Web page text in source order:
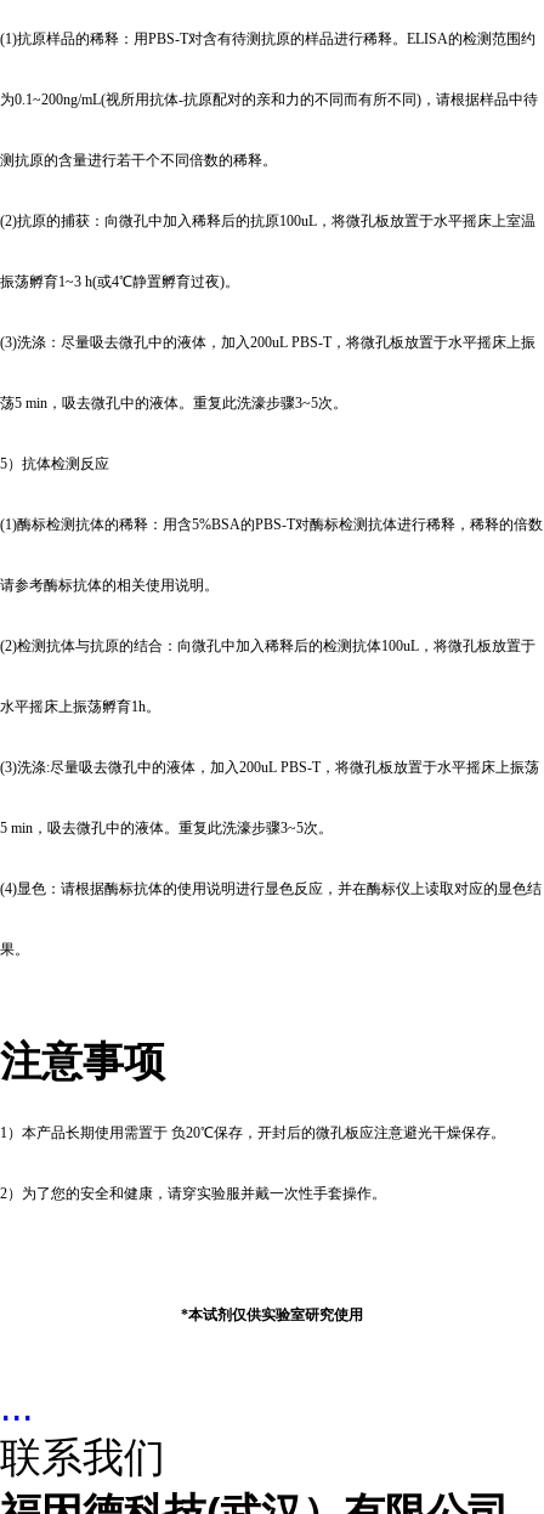
(1)抗原样品的稀释：用PBS-T对含有待测抗原的样品进行稀释。ELISA的检测范围约
为0.1~200ng/mL(视所用抗体-抗原配对的亲和力的不同而有所不同)，请根据样品中待
测抗原的含量进行若干个不同倍数的稀释。
(2)抗原的捕获：向微孔中加入稀释后的抗原100uL，将微孔板放置于水平摇床上室温
振荡孵育1~3 h(或4℃静置孵育过夜)。
(3)洗涤：尽量吸去微孔中的液体，加入200uL PBS-T，将微孔板放置于水平摇床上振
荡5 min，吸去微孔中的液体。重复此洗濠步骤3~5次。
5）抗体检测反应
(1)酶标检测抗体的稀释：用含5%BSA的PBS-T对酶标检测抗体进行稀释，稀释的倍数
请参考酶标抗体的相关使用说明。
(2)检测抗体与抗原的结合：向微孔中加入稀释后的检测抗体100uL，将微孔板放置于
水平摇床上振荡孵育1h。
(3)洗涤:尽量吸去微孔中的液体，加入200uL PBS-T，将微孔板放置于水平摇床上振荡
5 min，吸去微孔中的液体。重复此洗濠步骤3~5次。
(4)显色：请根据酶标抗体的使用说明进行显色反应，并在酶标仪上读取对应的显色结
果。
注意事项
1）本产品长期使用需置于 负20℃保存，开封后的微孔板应注意避光干燥保存。
2）为了您的安全和健康，请穿实验服并戴一次性手套操作。
*本试剂仅供实验室研究使用
...
联系我们